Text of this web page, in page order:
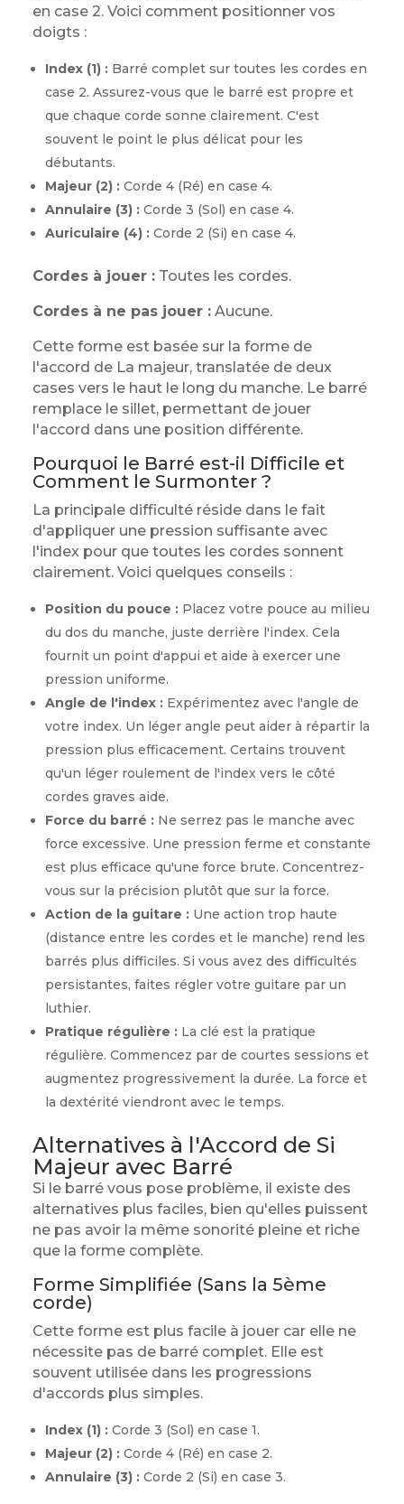
en case 2. Voici comment positionner vos
doigts :
Index (1) :Barré complet sur toutes les cordes en
case 2. Assurez-vous que le barré est propre et
que chaque corde sonne clairement. C'est
souvent le point le plus délicat pour les
débutants.
Majeur (2) :Corde 4 (Ré) en case 4.
Annulaire (3) :Corde 3 (Sol) en case 4.
Auriculaire (4) :Corde 2 (Si) en case 4.
Cordes à jouer :Toutes les cordes.
Cordes à ne pas jouer :Aucune.
Cette forme est basée sur la forme de
l'accord de La majeur, translatée de deux
cases vers le haut le long du manche. Le barré
remplace le sillet, permettant de jouer
l'accord dans une position différente.
Pourquoi le Barré est-il Difficile et
Comment le Surmonter ?
La principale difficulté réside dans le fait
d'appliquer une pression suffisante avec
l'index pour que toutes les cordes sonnent
clairement. Voici quelques conseils :
Position du pouce :Placez votre pouce au milieu
du dos du manche, juste derrière l'index. Cela
fournit un point d'appui et aide à exercer une
pression uniforme.
Angle de l'index :Expérimentez avec l'angle de
votre index. Un léger angle peut aider à répartir la
pression plus efficacement. Certains trouvent
qu'un léger roulement de l'index vers le côté
cordes graves aide.
Force du barré :Ne serrez pas le manche avec
force excessive. Une pression ferme et constante
est plus efficace qu'une force brute. Concentrez-
vous sur la précision plutôt que sur la force.
Action de la guitare :Une action trop haute
(distance entre les cordes et le manche) rend les
barrés plus difficiles. Si vous avez des difficultés
persistantes, faites régler votre guitare par un
luthier.
Pratique régulière :La clé est la pratique
régulière. Commencez par de courtes sessions et
augmentez progressivement la durée. La force et
la dextérité viendront avec le temps.
Alternatives à l'Accord de Si
Majeur avec Barré
Si le barré vous pose problème, il existe des
alternatives plus faciles, bien qu'elles puissent
ne pas avoir la même sonorité pleine et riche
que la forme complète.
Forme Simplifiée (Sans la 5ème
corde)
Cette forme est plus facile à jouer car elle ne
nécessite pas de barré complet. Elle est
souvent utilisée dans les progressions
d'accords plus simples.
Index (1) :Corde 3 (Sol) en case 1.
Majeur (2) :Corde 4 (Ré) en case 2.
Annulaire (3) :Corde 2 (Si) en case 3.